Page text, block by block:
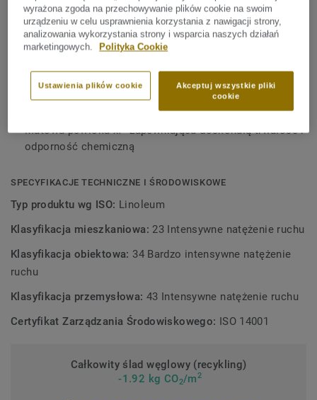
się w 97% z surowców naturalnych. Wykładzina została
zabezpieczona matową powłoką xf² zapewniającą
niezwykłą trwałość, łatwe czyszczenie i konserwację.
KLUCZOWE CECHY
Wyprodukowano we Włoszech
Ponadczasowy marmurowy wzór
Możliwość recyklingu po eksploatacji
Matowa powłoka xf² zapewniająca doskonałą trwałość i
odporność chemiczną
SPECYFIKACJE TECHNICZNE I ŚRODOWISKOWE
Typ produktu wg ISO: Linoleum
Klasyfikacja mieszkaniowa: 23 Intensywne natężenie ruchu
Klasyfikacja obiektowa: 34 Bardzo intensywne natężenie
ruchu
Klasyfikacja przemysłowa: 43 Intensywne natężenie ruchu
Certyfikat Zarządzania Środowiskowego: ISO 14001
Całkowity ślad węglowy (recykling)
-1.92 kg CO2/m2
wyrażona zgoda na przechowywanie plików cookie na swoim
urządzeniu w celu usprawnienia korzystania z nawigacji strony,
analizowania wykorzystania strony i wsparcia naszych działań
marketingowych.
Polityka Cookie
Akceptuj wszystkie pliki
cookie
Ustawienia plików cookie